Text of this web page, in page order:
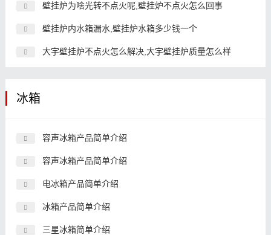
壁挂炉为啥光转不点火呢,壁挂炉不点火怎么回事
壁挂炉内水箱漏水,壁挂炉水箱多少钱一个
大宇壁挂炉不点火怎么解决,大宇壁挂炉质量怎么样
冰箱
容声冰箱产品简单介绍
容声冰箱产品简单介绍
电冰箱产品简单介绍
冰箱产品简单介绍
三星冰箱简单介绍